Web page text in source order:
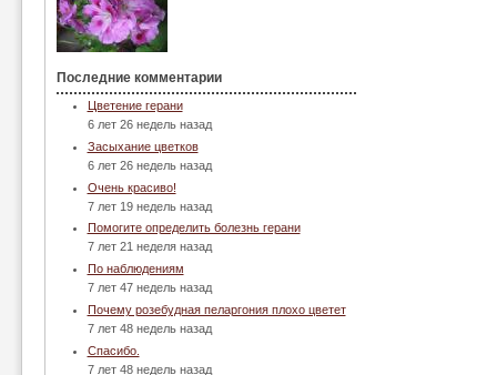
Последние комментарии
Цветение герани
6 лет 26 недель назад
Засыхание цветков
6 лет 26 недель назад
Очень красиво!
7 лет 19 недель назад
Помогите определить болезнь герани
7 лет 21 неделя назад
По наблюдениям
7 лет 47 недель назад
Почему розебудная пеларгония плохо цветет
7 лет 48 недель назад
Спасибо.
7 лет 48 недель назад